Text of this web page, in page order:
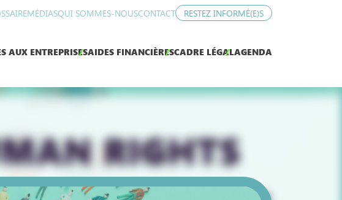
MÉDIASQUI SOMMES-NOUSCONTACT RESTEZ INFORMÉ(E)S
AUX ENTREPRISESAIDES FINANCIÈRESCADRE LÉGALAGENDA